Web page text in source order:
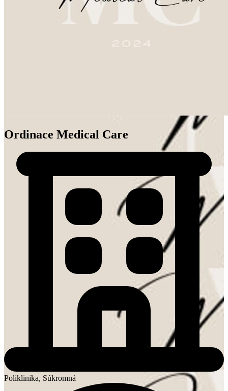
Ordinace Medical Care
Poliklinika, Súkromná